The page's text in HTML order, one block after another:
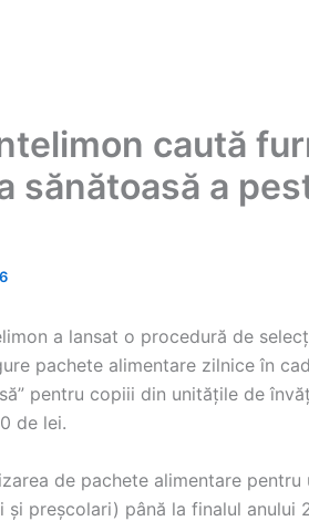
caută
sănătoasă a
a lansat o procedură de
pachete alimentare zilnice în
pentru copiii din unitățile de
de lei.
de pachete alimentare pentru
și preșcolari) până la finalul anului